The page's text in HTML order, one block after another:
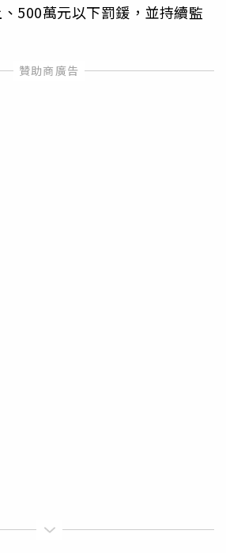
500萬元以下罰鍰，並持續監